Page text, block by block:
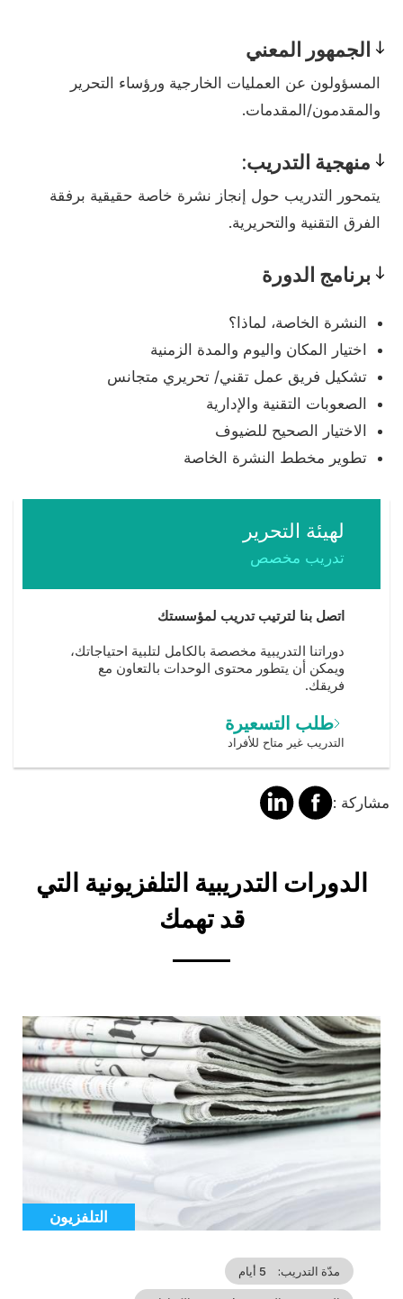
الجمهور المعني
Prerequisites
المسؤولون عن العمليات الخارجية ورؤساء التحرير
والمقدمون/المقدمات.
منهجية التدريب:
Pedagogy
يتمحور التدريب حول إنجاز نشرة خاصة حقيقية برفقة
الفرق التقنية والتحريرية.
برنامج الدورة
النشرة الخاصة، لماذا؟
اختيار المكان واليوم والمدة الزمنية
تشكيل فريق عمل تقني/ تحريري متجانس
الصعوبات التقنية والإدارية
الاختيار الصحيح للضيوف
تطوير مخطط النشرة الخاصة
لهيئة التحرير
تدريب مخصص
اتصل بنا لترتيب تدريب لمؤسستك
دوراتنا التدريبية مخصصة بالكامل لتلبية احتياجاتك،
ويمكن أن يتطور محتوى الوحدات بالتعاون مع
فريقك.
طلب التسعيرة
التدريب غير متاح للأفراد
مشاركة :مشاركةمشالرة
إن
Title
الدورات التدريبية التلفزيونية التي
قد تهمك
Cover
illustration
Catégorie
التلفزيون
مدّة التدريب 5 أيام